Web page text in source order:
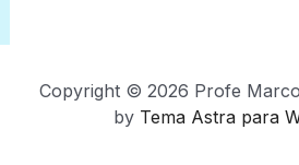
Copyright © 2026 Profe
by Tema Astra para